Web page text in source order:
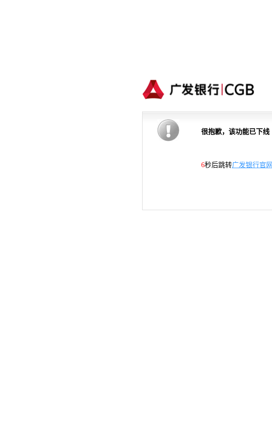
很抱歉，该功能已下线
6秒后跳转广发银行官网